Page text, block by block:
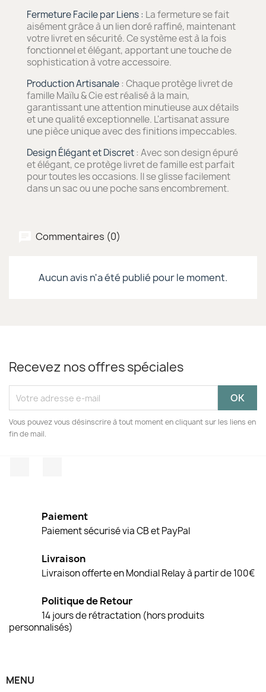
Fermeture Facile par Liens : La fermeture se fait
aisément grâce à un lien doré raffiné, maintenant
votre livret en sécurité. Ce système est à la fois
fonctionnel et élégant, apportant une touche de
sophistication à votre accessoire.
Production Artisanale: Chaque protège livret de
famille Maïlu & Cie est réalisé à la main,
garantissant une attention minutieuse aux détails
et une qualité exceptionnelle. L'artisanat assure
une pièce unique avec des finitions impeccables.
Design Élégant et Discret: Avec son design épuré
et élégant, ce protège livret de famille est parfait
pour toutes les occasions. Il se glisse facilement
dans un sac ou une poche sans encombrement.
Commentaires (0)
Aucun avis n'a été publié pour le moment.
Recevez nos offres spéciales
Vous pouvez vous désinscrire à tout moment en cliquant sur les liens en
fin de mail.
Paiement
Paiement sécurisé via CB et PayPal
Livraison
Livraison offerte en Mondial Relay à partir de 100€
Politique de Retour
14 jours de rétractation (hors produits
personnalisés)
MENU